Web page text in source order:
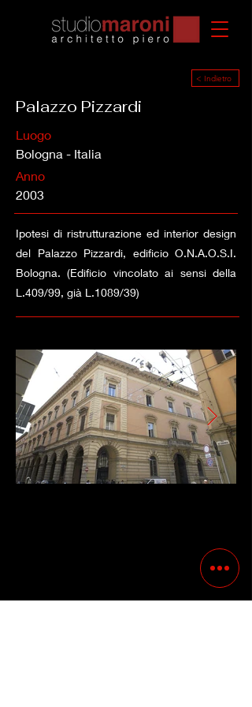
< Indietro
Palazzo Pizzardi
Luogo
Bologna - Italia
Anno
2003
Ipotesi di ristrutturazione ed interior design
del Palazzo Pizzardi, edificio O.N.A.O.S.I.
Bologna. (Edificio vincolato ai sensi della
L.409/99, già L.1089/39)